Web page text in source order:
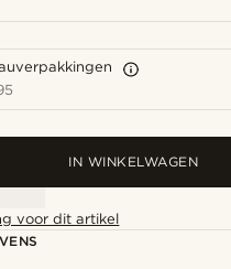
IN WINKELWAGEN
voor dit artikel